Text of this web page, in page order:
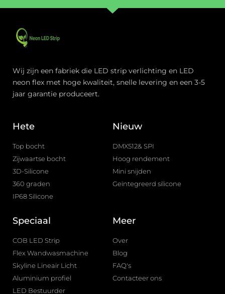
Wij zijn een fabriek die LED strip verlichting en LED
neon flex met hoge kwaliteit, snelle levering en een 3-5
jaar garantie produceert.
Hete
Top bocht
Zijwaartse bocht
3D-Silicone
360 graden
IP68 Silicone
Nieuw
DMX512& SPI
Hoog rendement
Mini snijden
Geïntegreerd silicone
Speciaal
COB LED Strip
Flex Wandwasmachine
Skyline Lineair Licht
Aluminium profiel
LED Bestuurder
Meer
Over
Blog
FAQ's
Contacteer ons